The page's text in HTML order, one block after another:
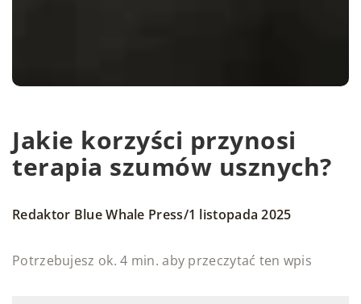
Jakie korzyści przynosi
terapia szumów usznych?
Redaktor Blue Whale Press/1 listopada 2025
Potrzebujesz ok. 4 min. aby przeczytać ten wpis